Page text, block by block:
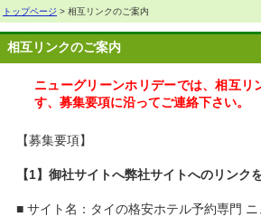
トップページ > 相互リンクのご案内
相互リンクのご案内
ニューグリーンホリデーでは、相互リ
す、募集要項に沿ってご連絡下さい。
【募集要項】
【1】御社サイトへ弊社サイトへのリンク
■ サイト名：タイの格安ホテル予約専門